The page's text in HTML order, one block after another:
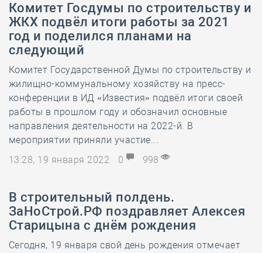
Комитет Госдумы по строительству и
ЖКХ подвёл итоги работы за 2021
год и поделился планами на
следующий
Комитет Государственной Думы по строительству и
жилищно-коммунальному хозяйству на пресс-
конференции в ИД «Известия» подвёл итоги своей
работы в прошлом году и обозначил основные
направления деятельности на 2022-й. В
мероприятии приняли участие...
13:28, 19 января 2022
0 998
В строительный полдень.
ЗаНоСтрой.РФ поздравляет Алексея
Старицына с днём рождения
Сегодня, 19 января свой день рождения отмечает